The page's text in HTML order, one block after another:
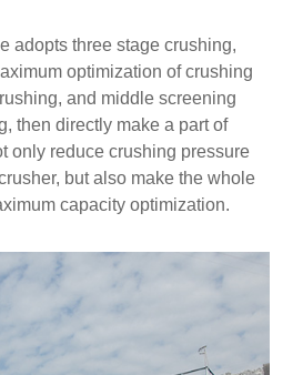
adopts three stage crushing,
optimization of crushing
and middle screening
then directly make a part of
only reduce crushing pressure
but also make the whole
capacity optimization.